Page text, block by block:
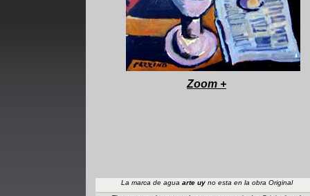
Zoom +
La marca de agua arte uyno esta en la obra Original